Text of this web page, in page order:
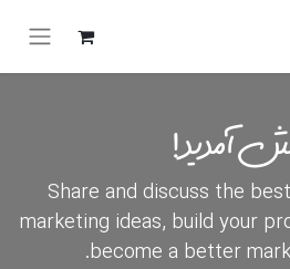
آمدید!
Share and discuss the
marketing ideas, build your
become a better